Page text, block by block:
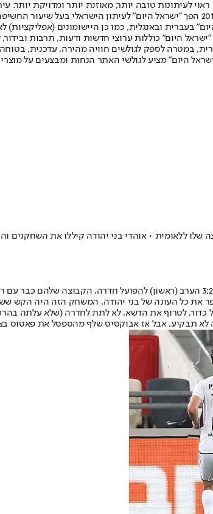
לעיתונות טובה יותר, מאוזנת יותר ומדויקת יותר.
תשלום. המהדורה המודפסת הראשונה פורסמה ב-30 ביולי 2007, וב-2010 הפך
היום" כוללות ערוצי חדשות ודעות, תרבות
במטרה לספק לגולשים חוויה מהירה, עדכנית,
היום" מציע לגולשי האתר הנחות ומבצעים על
את כל העונה של בני יהודה. המשחק הזה היה הקש
כדור, לטרוף את הדשא, לא לתת לחדרה (שלא עלתה
תבקיע, אבל אז אבוקסיס שלף מהספסל את פאטוס